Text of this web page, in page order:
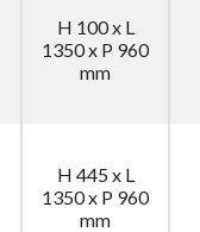
H 100 x L
1350 x P 960
mm
H 445 x L
1350 x P 960
mm